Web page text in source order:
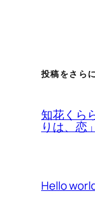
投稿をさら
知花くら
りは、恋」
Hello